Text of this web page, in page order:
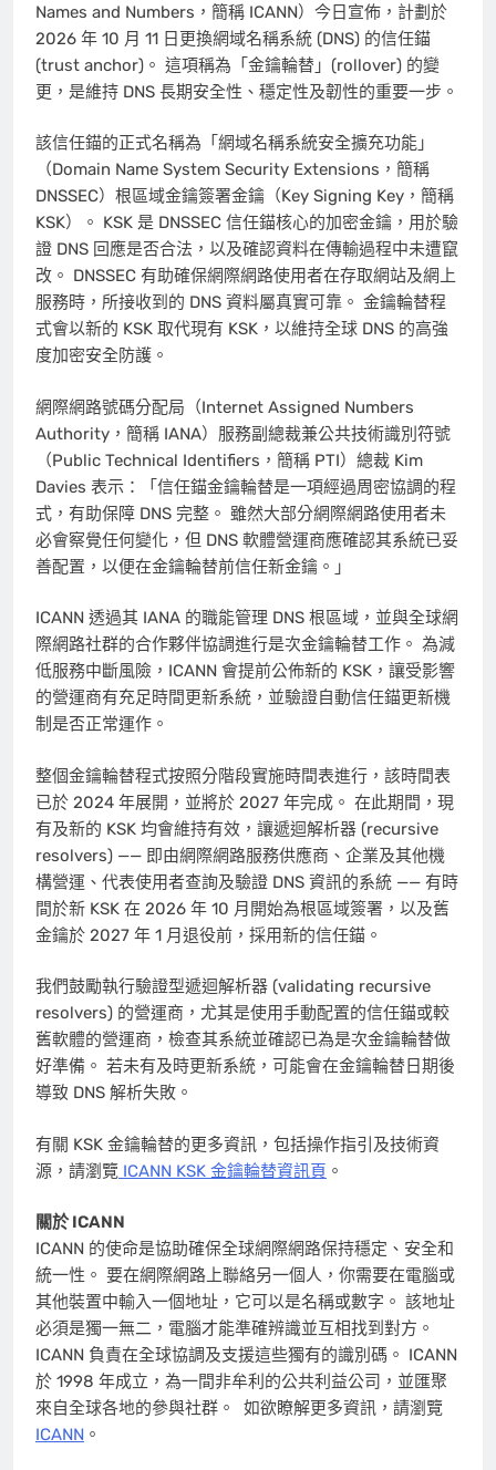
Names and Numbers，簡稱 ICANN）今日宣佈，計劃於
2026 年 10 月 11 日更換網域名稱系統 (DNS) 的信任錨
(trust anchor)。 這項稱為「金鑰輪替」(rollover) 的變
更，是維持 DNS 長期安全性、穩定性及韌性的重要一步。
該信任錨的正式名稱為「網域名稱系統安全擴充功能」
（Domain Name System Security Extensions，簡稱
DNSSEC）根區域金鑰簽署金鑰（Key Signing Key，簡稱
KSK）。 KSK 是 DNSSEC 信任錨核心的加密金鑰，用於驗
證 DNS 回應是否合法，以及確認資料在傳輸過程中未遭竄
改。 DNSSEC 有助確保網際網路使用者在存取網站及網上
服務時，所接收到的 DNS 資料屬真實可靠。 金鑰輪替程
式會以新的 KSK 取代現有 KSK，以維持全球 DNS 的高強
度加密安全防護。
網際網路號碼分配局（Internet Assigned Numbers
Authority，簡稱 IANA）服務副總裁兼公共技術識別符號
（Public Technical Identifiers，簡稱 PTI）總裁 Kim
Davies 表示：「信任錨金鑰輪替是一項經過周密協調的程
式，有助保障 DNS 完整。 雖然大部分網際網路使用者未
必會察覺任何變化，但 DNS 軟體營運商應確認其系統已妥
善配置，以便在金鑰輪替前信任新金鑰。」
ICANN 透過其 IANA 的職能管理 DNS 根區域，並與全球網
際網路社群的合作夥伴協調進行是次金鑰輪替工作。 為減
低服務中斷風險，ICANN 會提前公佈新的 KSK，讓受影響
的營運商有充足時間更新系統，並驗證自動信任錨更新機
制是否正常運作。
整個金鑰輪替程式按照分階段實施時間表進行，該時間表
已於 2024 年展開，並將於 2027 年完成。 在此期間，現
有及新的 KSK 均會維持有效，讓遞迴解析器 (recursive
resolvers) —— 即由網際網路服務供應商、企業及其他機
構營運、代表使用者查詢及驗證 DNS 資訊的系統 —— 有時
間於新 KSK 在 2026 年 10 月開始為根區域簽署，以及舊
金鑰於 2027 年 1 月退役前，採用新的信任錨。
我們鼓勵執行驗證型遞迴解析器 (validating recursive
resolvers) 的營運商，尤其是使用手動配置的信任錨或較
舊軟體的營運商，檢查其系統並確認已為是次金鑰輪替做
好準備。 若未有及時更新系統，可能會在金鑰輪替日期後
導致 DNS 解析失敗。
有關 KSK 金鑰輪替的更多資訊，包括操作指引及技術資
源，請瀏覽 ICANN KSK 金鑰輪替資訊頁 。
關於 ICANN
ICANN 的使命是協助確保全球網際網路保持穩定、安全和
統一性。 要在網際網路上聯絡另一個人，你需要在電腦或
其他裝置中輸入一個地址，它可以是名稱或數字。 該地址
必須是獨一無二，電腦才能準確辨識並互相找到對方。
ICANN 負責在全球協調及支援這些獨有的識別碼。 ICANN
於 1998 年成立，為一間非牟利的公共利益公司，並匯聚
來自全球各地的參與社群。 如欲瞭解更多資訊，請瀏覽
ICANN 。